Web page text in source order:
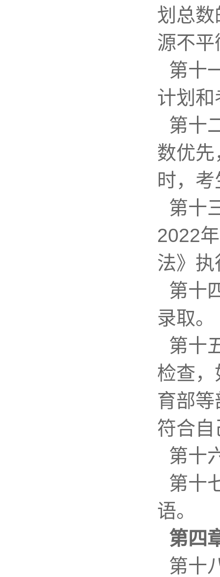
划总
源不
第十
计划
第十
数优
时，
第十
2022
法》
第十
录取。
第十
检查
育部
符合
第十
第十
语。
第四
第十